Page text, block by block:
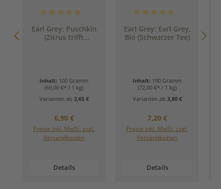
Earl Grey: Puschkin
(Zitrus trifft
Inhalt: 100 Gramm
(69,00 €* / 1 kg)
Varianten ab 3,65 €
Regulärer Preis:
6,90 €
Preise inkl. MwSt. zzgl.
Versandkosten
Details
Earl Grey: Earl Grey,
Bio (Schwarzer Tee)
Inhalt: 100 Gramm
(72,00 €* / 1 kg)
Varianten ab 3,80 €
Regulärer Preis:
7,20 €
Preise inkl. MwSt. zzgl.
Versandkosten
Details